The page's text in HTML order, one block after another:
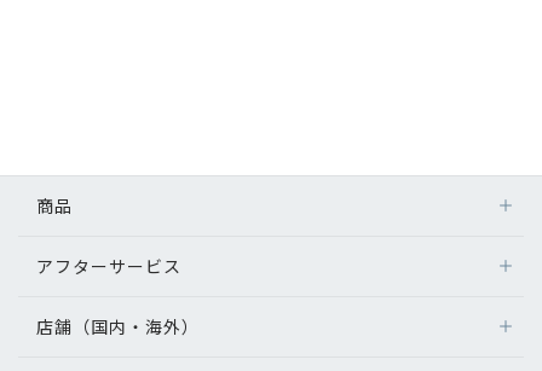
商品
アフターサービス
店舗（国内・海外）